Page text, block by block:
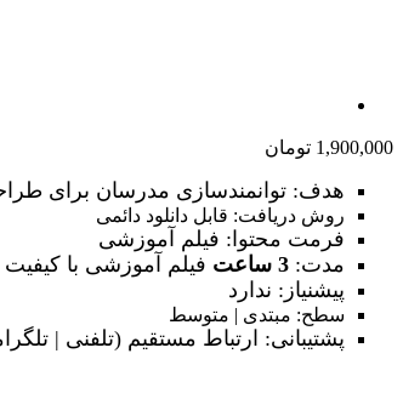
1,900,000 تومان
هدف: توانمندسازی مدرسان برای
روش دریافت: قابل دانلود دائمی
فرمت محتوا: فیلم آموزشی
مدت: 3 ساعت
فیلم آموزشی با کیفیت HD
پیشنیاز: ندارد
سطح: مبتدی | متوسط
پشتیبانی: ارتباط مستقیم (تلفنی |